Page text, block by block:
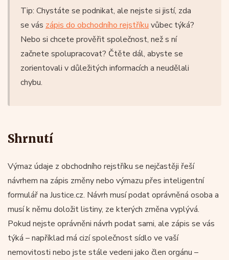
Tip: Chystáte se podnikat, ale nejste si jistí, zda
se vás zápis do obchodního rejstříku vůbec týká?
Nebo si chcete prověřit společnost, než s ní
začnete spolupracovat? Čtěte dál, abyste se
zorientovali v důležitých informacích a neudělali
chybu.
Shrnutí
Výmaz údaje z obchodního rejstříku se nejčastěji řeší
návrhem na zápis změny nebo výmazu přes inteligentní
formulář na Justice.cz. Návrh musí podat oprávněná osoba a
musí k němu doložit listiny, ze kterých změna vyplývá.
Pokud nejste oprávněni návrh podat sami, ale zápis se vás
týká – například má cizí společnost sídlo ve vaší
nemovitosti nebo jste stále vedeni jako člen orgánu –